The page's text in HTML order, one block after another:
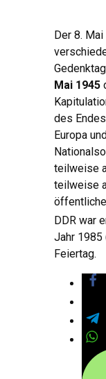
Der 8.
Mai 1945
des
Europa
teilweise
teilweise
DDR war
Jahr
Feiertag.